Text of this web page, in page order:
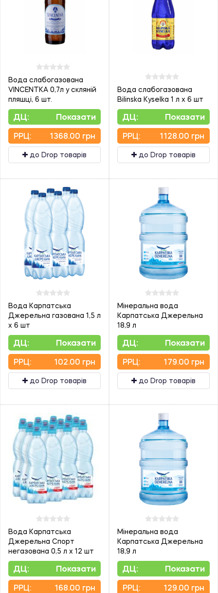
Вода слабогазована
VINCENTKA 0,7л у скляній
пляшці, 6 шт.
ДЦ: Показати
PPЦ: 1368.00 грн
до Drop товарів
Вода слабогазована
Bilinska Kyselka 1 л х 6 шт
ДЦ: Показати
PPЦ: 1128.00 грн
до Drop товарів
Вода Карпатська
Джерельна газована 1,5 л
х 6 шт
ДЦ: Показати
PPЦ: 102.00 грн
до Drop товарів
Мінеральна вода
Карпатська Джерельна
18,9 л
ДЦ: Показати
PPЦ: 179.00 грн
до Drop товарів
Вода Карпатська
Джерельна Спорт
негазована 0,5 л х 12 шт
ДЦ: Показати
PPЦ: 168.00 грн
Мінеральна вода
Карпатська Джерельна
18,9 л
ДЦ: Показати
PPЦ: 129.00 грн